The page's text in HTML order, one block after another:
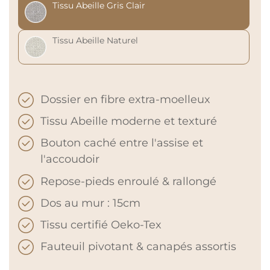
Tissu Abeille Gris Clair
Tissu Abeille Naturel
Dossier en fibre extra-moelleux
Tissu Abeille moderne et texturé
Bouton caché entre l'assise et
l'accoudoir
Repose-pieds enroulé & rallongé
Dos au mur : 15cm
Tissu certifié Oeko-Tex
Fauteuil pivotant & canapés assortis